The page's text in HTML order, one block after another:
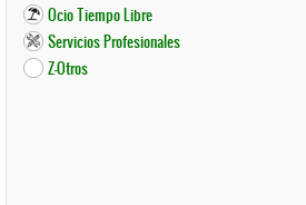
Ocio Tiempo Libre
Servicios Profesionales
Z-Otros